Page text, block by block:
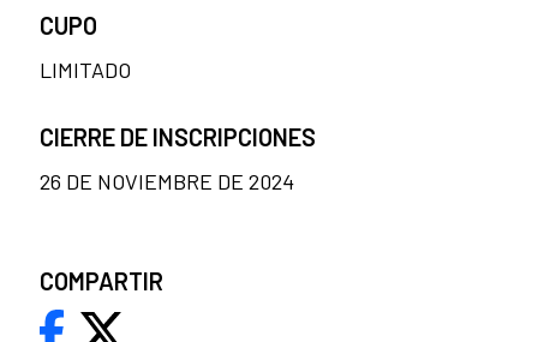
CUPO
LIMITADO
CIERRE DE INSCRIPCIONES
26 DE NOVIEMBRE DE 2024
COMPARTIR